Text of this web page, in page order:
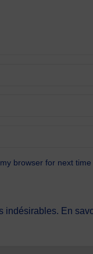
browser for next time
indésirables. En